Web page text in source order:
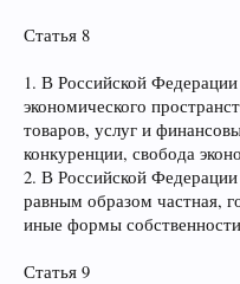
Статья 8
1. В Российской
экономического
товаров, услуг и
конкуренции, свобода
2. В Российской
равным образом частная,
иные формы
Статья 9